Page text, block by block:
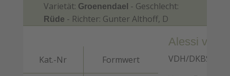
Varietät: Groenendael - Geschlecht:
Rüde - Richter: Gunter Althoff, D
Kat.-Nr Formwert
Alessi von
VDH/DKBS